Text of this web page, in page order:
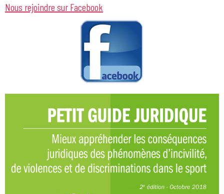
Nous rejoindre sur Facebook